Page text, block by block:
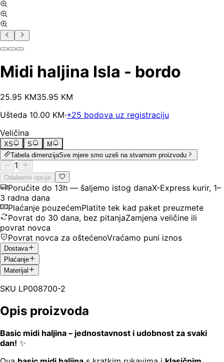
Midi haljina Isla - bordo
25.95 KM35.95 KM
Ušteda 10.00 KM·+25 bodova uz registraciju
Veličina
XS S
M
Tabela dimenzijaSve mjere smo uzeli na stvarnom proizvodu
1
Odaberite opcije
Poručite do 13h — šaljemo istog danaX-Express kurir, 1–
3 radna dana
Plaćanje pouzećemPlatite tek kad paket preuzmete
Povrat do 30 dana, bez pitanjaZamjena veličine ili
povrat novca
Povrat novca za oštećenoVraćamo puni iznos
Dostava
Plaćanje
Materijal
SKU LP008700-2
Opis proizvoda
Basic midi haljina – jednostavnost i udobnost za svaki
dan! ✨